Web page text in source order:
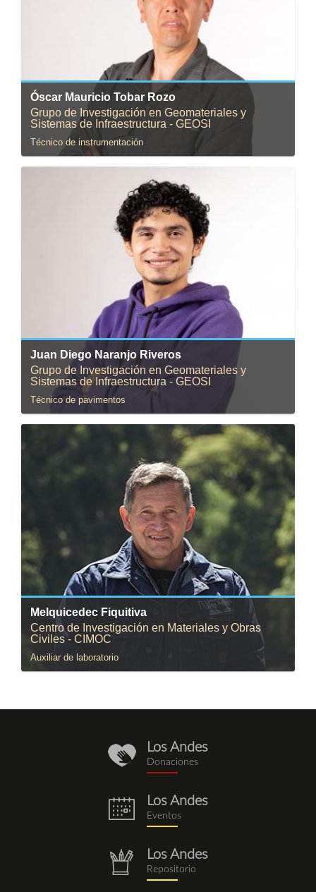
Óscar Mauricio Tobar Rozo
Grupo de Investigación en Geomateriales y
Sistemas de Infraestructura - GEOSI
Técnico de instrumentación
otobar@uniandes.edu.co
Juan Diego Naranjo Riveros
Grupo de Investigación en Geomateriales y
Sistemas de Infraestructura - GEOSI
Técnico de pavimentos
jd.naranjo137@uniandes.edu.co
Melquicedec Fiquitiva
Centro de Investigación en Materiales y Obras
Civiles - CIMOC
Auxiliar de laboratorio
Correo:mfiquiti@uniandes.edu.co
donaciones.png
Los Andes
Donaciones
eventos.png
Los Andes
Eventos
repositorio.png
Los Andes
Repositorio